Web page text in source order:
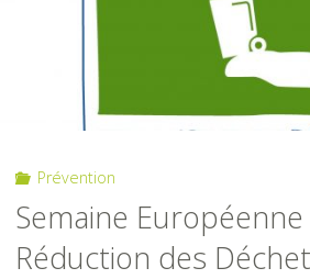
Prévention
Semaine Européenne
Réduction des